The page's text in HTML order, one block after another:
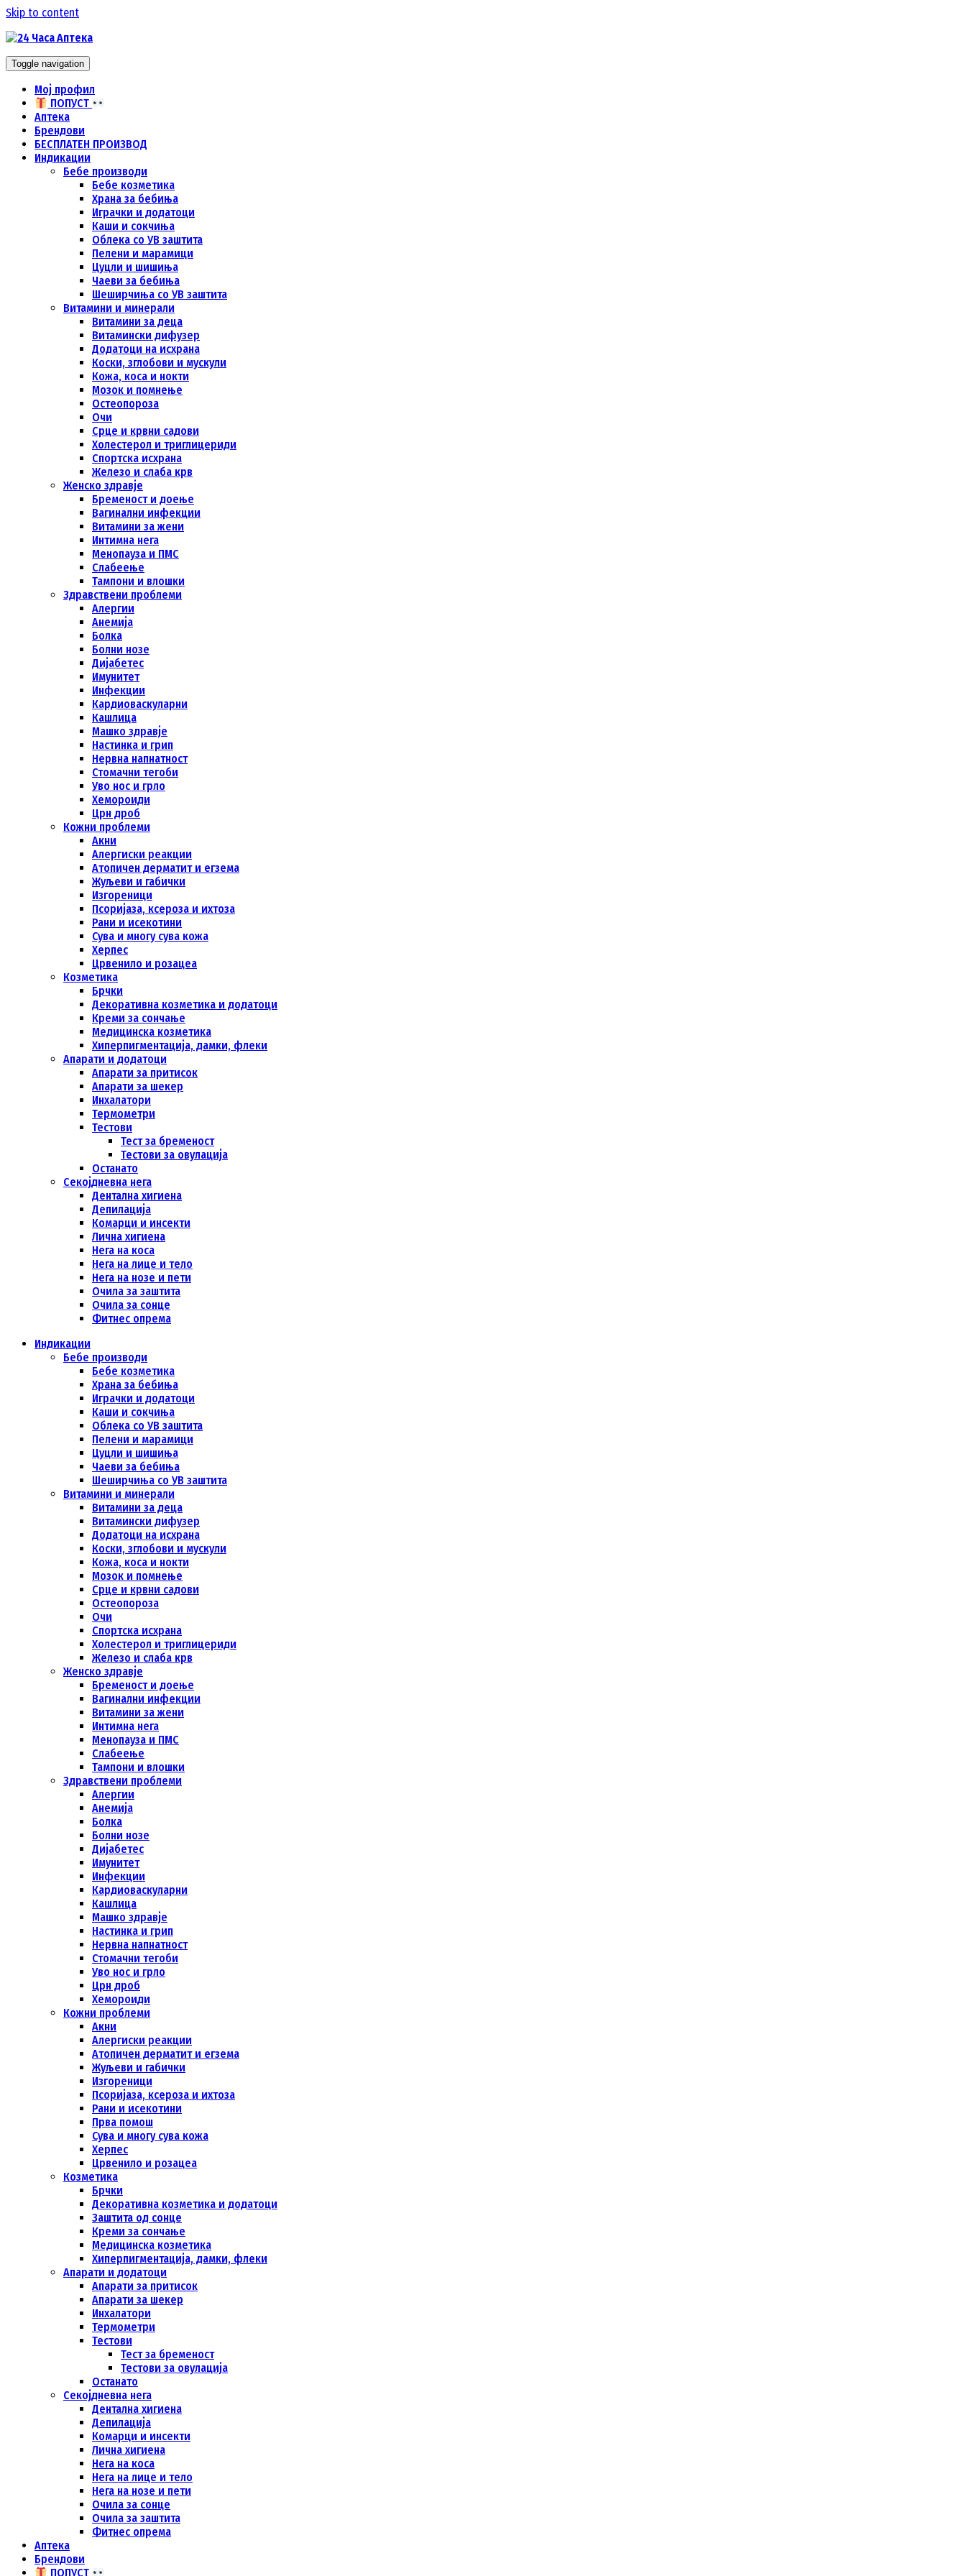
Skip to content
Toggle navigation
Мој профил
ПОПУСТ
Аптека
Брендови
БЕСПЛАТЕН ПРОИЗВОД
Индикации
Бебе производи
Бебе козметика
Храна за бебиња
Играчки и додатоци
Каши и сокчиња
Облека со УВ заштита
Пелени и марамици
Цуцли и шишиња
Чаеви за бебиња
Шеширчиња со УВ заштита
Витамини и минерали
Витамини за деца
Витамински дифузер
Додатоци на исхрана
Коски, зглобови и мускули
Кожа, коса и нокти
Мозок и помнење
Остеопороза
Очи
Срце и крвни садови
Холестерол и триглицериди
Спортска исхрана
Железо и слаба крв
Женско здравје
Бременост и доење
Вагинални инфекции
Витамини за жени
Интимна нега
Менопауза и ПМС
Слабеење
Тампони и влошки
Здравствени проблеми
Алергии
Анемија
Болка
Болни нозе
Дијабетeс
Имунитет
Инфекции
Кардиоваскуларни
Кашлица
Машко здравје
Настинка и грип
Нервна напнатност
Стомачни тегоби
Уво нос и грло
Хемороиди
Црн дроб
Кожни проблеми
Акни
Алергиски реакции
Атопичен дерматит и егзема
Жуљеви и габички
Изгореници
Псоријаза, ксероза и ихтоза
Рани и исекотини
Сува и многу сува кожа
Херпес
Црвенило и розацеа
Козметика
Брчки
Декоративна козметика и додатоци
Креми за сончање
Медицинска козметика
Хиперпигментација, дамки, флеки
Апарати и додатоци
Апарати за притисок
Апарати за шекер
Инхалатори
Термометри
Тестови
Тест за бременост
Тестови за овулација
Останато
Секојдневна нега
Дентална хигиена
Депилација
Комарци и инсекти
Лична хигиена
Нега на коса
Нега на лице и тело
Нега на нозе и пети
Очила за заштита
Очила за сонце
Фитнес опрема
Индикации
Бебе производи
Бебе козметика
Храна за бебиња
Играчки и додатоци
Каши и сокчиња
Облека со УВ заштита
Пелени и марамици
Цуцли и шишиња
Чаеви за бебиња
Шеширчиња со УВ заштита
Витамини и минерали
Витамини за деца
Витамински дифузер
Додатоци на исхрана
Коски, зглобови и мускули
Кожа, коса и нокти
Мозок и помнење
Срце и крвни садови
Остеопороза
Очи
Спортска исхрана
Холестерол и триглицериди
Железо и слаба крв
Женско здравје
Бременост и доење
Вагинални инфекции
Витамини за жени
Интимна нега
Менопауза и ПМС
Слабеење
Тампони и влошки
Здравствени проблеми
Алергии
Анемија
Болка
Болни нозе
Дијабетeс
Имунитет
Инфекции
Кардиоваскуларни
Кашлица
Машко здравје
Настинка и грип
Нервна напнатност
Стомачни тегоби
Уво нос и грло
Црн дроб
Хемороиди
Кожни проблеми
Акни
Алергиски реакции
Атопичен дерматит и егзема
Жуљeви и габички
Изгореници
Псоријаза, ксероза и ихтоза
Рани и исекотини
Прва помош
Сува и многу сува кожа
Херпес
Црвенило и розацеа
Козметика
Брчки
Декоративна козметика и додатоци
Заштита од сонце
Креми за сончање
Медицинска козметика
Хиперпигментација, дамки, флеки
Апарати и додатоци
Апарати за притисок
Апарати за шекер
Инхалатори
Термометри
Тестови
Тест за бременост
Тестови за овулација
Останато
Секојдневна нега
Дентална хигиена
Депилација
Комарци и инсекти
Лична хигиена
Нега на коса
Нега на лице и тело
Нега на нозе и пети
Очила за сонце
Очила за заштита
Фитнес опрема
Аптека
Брендови
ПОПУСТ